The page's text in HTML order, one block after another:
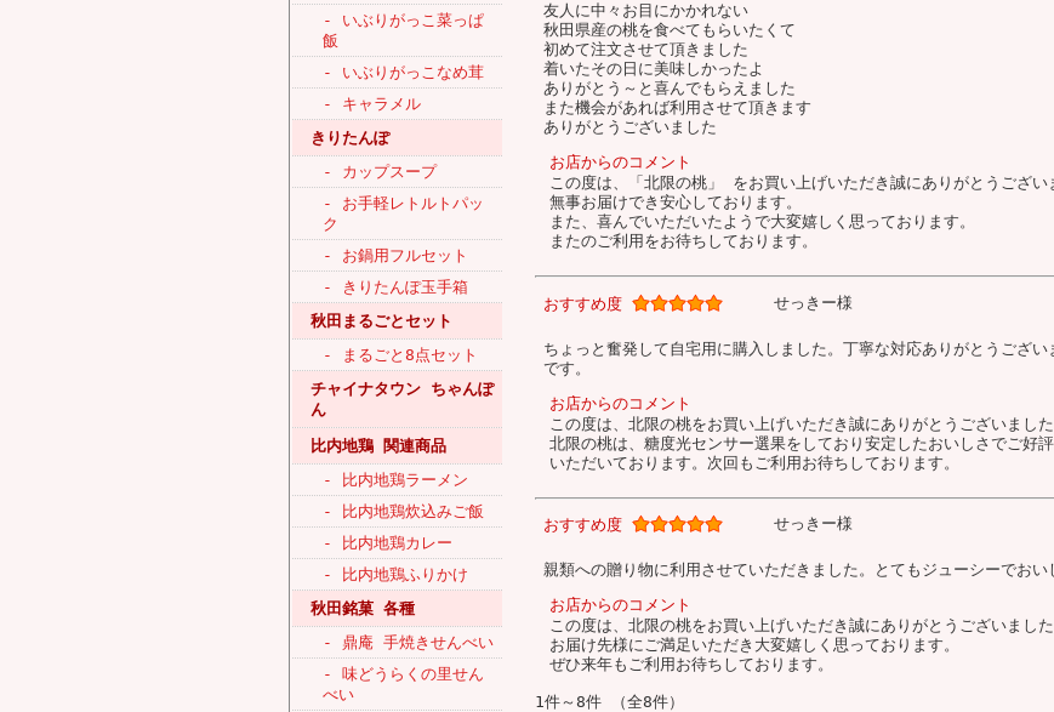
- いぶりがっこ菜っぱ
飯
- いぶりがっこなめ茸
- キャラメル
きりたんぽ
- カップスープ
- お手軽レトルトパッ
ク
- お鍋用フルセット
- きりたんぽ玉手箱
秋田まるごとセット
- まるごと8点セット
チャイナタウン ちゃんぽ
ん
比内地鶏 関連商品
- 比内地鶏ラーメン
- 比内地鶏炊込みご飯
- 比内地鶏カレー
- 比内地鶏ふりかけ
秋田銘菓 各種
- 鼎庵 手焼きせんべい
- 味どうらくの里せん
べい
友人に中々お目にかかれない
秋田県産の桃を食べてもらいたくて
初めて注文させて頂きました
着いたその日に美味しかったよ
ありがとう～と喜んでもらえました
また機会があれば利用させて頂きます
ありがとうございました
お店からのコメント
この度は、「北限の桃」 をお買い上げいただき誠にありがとうござい
無事お届けでき安心しております。
また、喜んでいただいたようで大変嬉しく思っております。
またのご利用をお待ちしております。
おすすめ度 せっきー様
ちょっと奮発して自宅用に購入しました。丁寧な対応ありがとうござ
です。
お店からのコメント
この度は、北限の桃をお買い上げいただき誠にありがとうございました
北限の桃は、糖度光センサー選果をしており安定したおいしさでご好
いただいております。次回もご利用お待ちしております。
おすすめ度 せっきー様
親類への贈り物に利用させていただきました。とてもジューシーでおい
お店からのコメント
この度は、北限の桃をお買い上げいただき誠にありがとうございました
お届け先様にご満足いただき大変嬉しく思っております。
ぜひ来年もご利用お待ちしております。
1件～8件 （全8件）